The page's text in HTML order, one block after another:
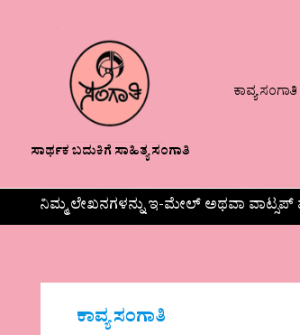
ಸಾರ್ಥಕ ಬದುಕಿಗೆ ಸಾಹಿತ್ಯ ಸಂಗಾತಿ
ಕಾವ್ಯ ಸಂಗಾತಿ
ನಿಮ್ಮ ಲೇಖನಗಳನ್ನು ಇ-ಮೇಲ್ ಅಥವಾ
ಕಾವ್ಯ ಸಂಗಾತಿ